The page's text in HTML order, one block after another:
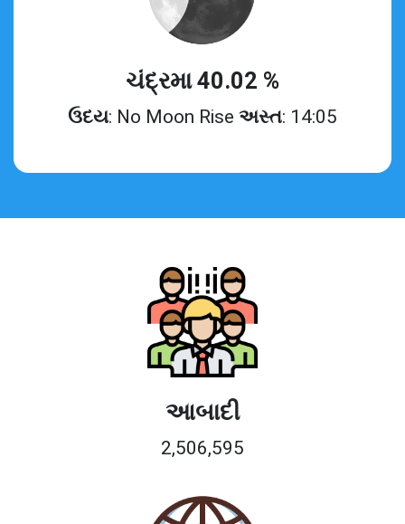
ચંદ્રમા 40.02 %
ઉદય: No Moon Rise અસ્ત: 14:05
આબાદી
2,506,595